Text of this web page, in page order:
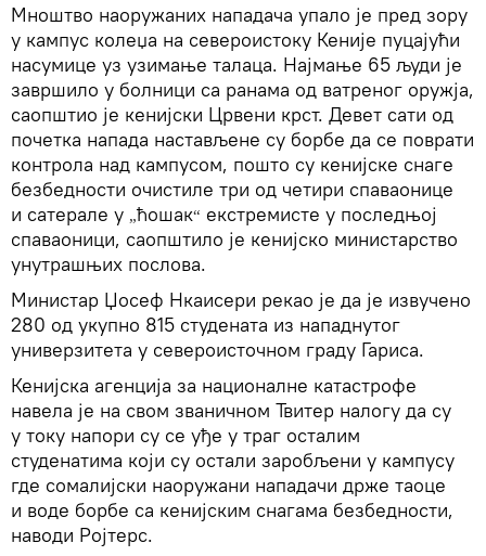
Мноштво наоружаних нападача упало је пред зору
у кампус колеџа на североистоку Кеније пуцајући
насумице уз узимање талаца. Најмање 65 људи је
завршило у болници са ранама од ватреног оружја,
саопштио је кенијски Црвени крст. Девет сати од
почетка напада настављене су борбе да се поврати
контрола над кампусом, пошто су кенијске снаге
безбедности очистиле три од четири спаваонице
и сатерале у „ћошак“ екстремисте у последњој
спаваоници, саопштило је кенијско министарство
унутрашњих послова.
Министар Џосеф Нкаисери рекао је да је извучено
280 од укупно 815 студената из нападнутог
универзитета у североисточном граду Гариса.
Кенијска агенција за националне катастрофе
навела је на свом званичном Твитер налогу да су
у току напори су се уђе у траг осталим
студенатима који су остали заробљени у кампусу
где сомалијски наоружани нападачи држе таоце
и воде борбе са кенијским снагама безбедности,
наводи Ројтерс.